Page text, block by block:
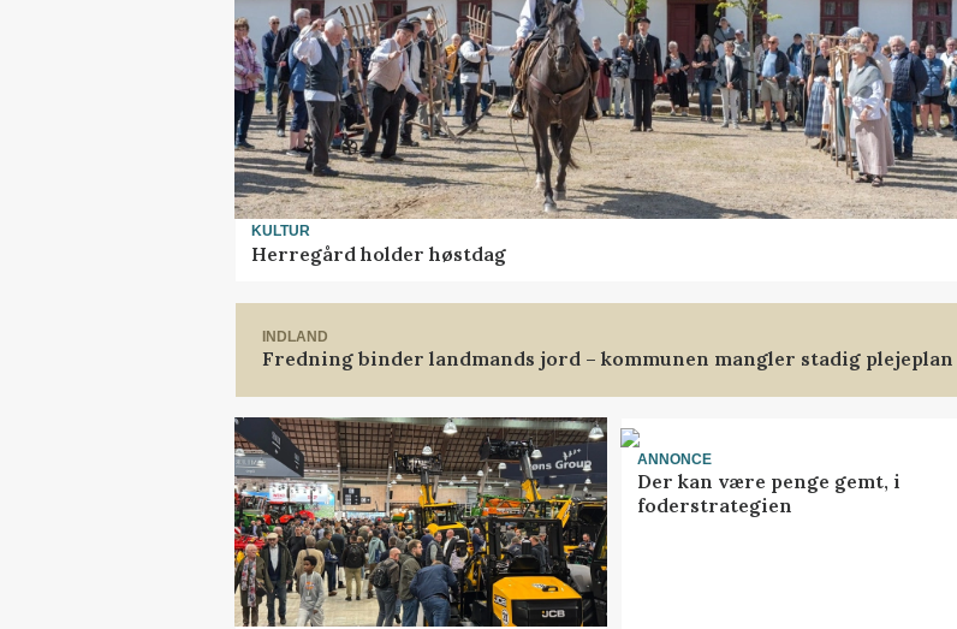
KULTUR
Herregård holder høstdag
INDLAND
Fredning binder landmands jord – kommunen mangler stadig plejeplan
ANNONCE
Der kan være penge gemt, i
foderstrategien